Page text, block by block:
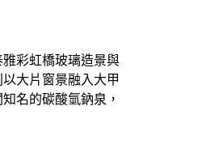
彩虹橋玻璃造景與
大片窗景融入大甲
名的碳酸氫鈉泉，